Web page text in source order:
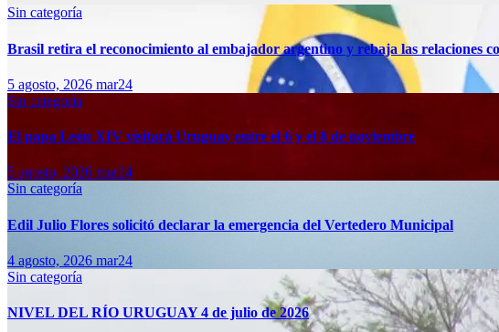
Sin categoría
Brasil retira el reconocimiento al embajador argentino y rebaja las relaciones
5 agosto, 2026 mar24
Sin categoría
El papa León XIV visitará Uruguay entre el 6 y el 8 de noviembre
5 agosto, 2026 mar24
Sin categoría
Edil Julio Flores solicitó declarar la emergencia del Vertedero Municipal
4 agosto, 2026 mar24
Sin categoría
NIVEL DEL RÍO URUGUAY 4 de julio de 2026